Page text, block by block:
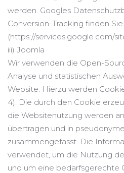
werden. Googles
Conversion-Tracking finden
(https://services.google.com/
iii) Joomla
Wir verwenden die Open-
Analyse und statistischen
Website. Hierzu werden
4). Die durch den Cookie
die Websitenutzung werden
übertragen und in
zusammengefasst. Die
verwendet, um die Nutzung
und um eine bedarfsgerechte